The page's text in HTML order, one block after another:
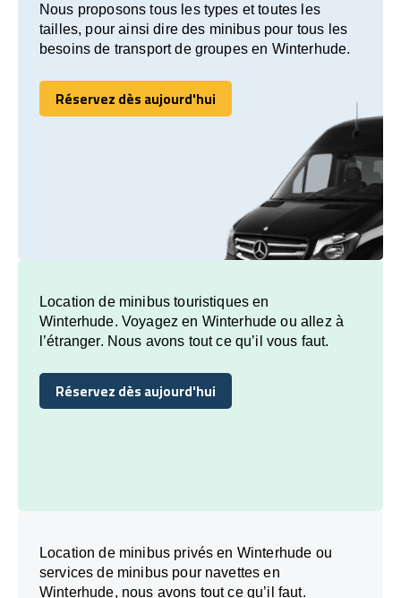
Nous proposons tous les types et toutes les
tailles, pour ainsi dire des minibus pour tous les
besoins de transport de groupes en Winterhude.
Réservez dès aujourd'hui
Réservez dès aujourd'hui
Location de minibus touristiques en
Winterhude. Voyagez en Winterhude ou allez à
l’étranger. Nous avons tout ce qu’il vous faut.
Réservez dès aujourd'hui
Réservez dès aujourd'hui
Location de minibus privés en Winterhude ou
services de minibus pour navettes en
Winterhude, nous avons tout ce qu’il faut.